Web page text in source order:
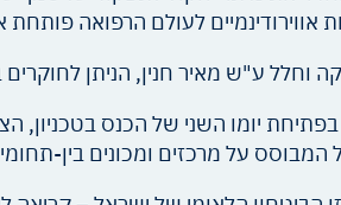
לעולם הרפואה
וחלל ע"ש מאיר חנין, הניתן
יומו השני של הכנס בטכניון,
המבוסס על מרכזים ומכונים בין-